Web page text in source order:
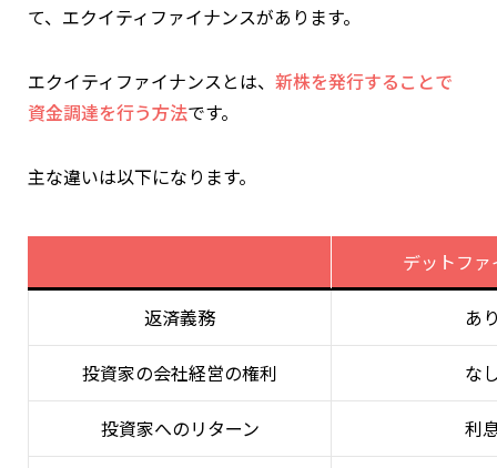
て、エクイティファイナンスがあります。
エクイティファイナンスとは、 新株を発行することで
資金調達を行う方法です。
主な違いは以下になります。
デットフ
返済義務 あ
投資家の会社経営の権利 な
投資家へのリターン 利